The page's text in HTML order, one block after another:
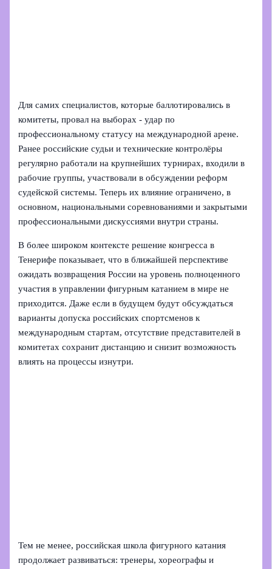
Для самих специалистов, которые баллотировались в
комитеты, провал на выборах - удар по
профессиональному статусу на международной арене.
Ранее российские судьи и технические контролёры
регулярно работали на крупнейших турнирах, входили в
рабочие группы, участвовали в обсуждении реформ
судейской системы. Теперь их влияние ограничено, в
основном, национальными соревнованиями и закрытыми
профессиональными дискуссиями внутри страны.
В более широком контексте решение конгресса в
Тенерифе показывает, что в ближайшей перспективе
ожидать возвращения России на уровень полноценного
участия в управлении фигурным катанием в мире не
приходится. Даже если в будущем будут обсуждаться
варианты допуска российских спортсменов к
международным стартам, отсутствие представителей в
комитетах сохранит дистанцию и снизит возможность
влиять на процессы изнутри.
Тем не менее, российская школа фигурного катания
продолжает развиваться: тренеры, хореографы и